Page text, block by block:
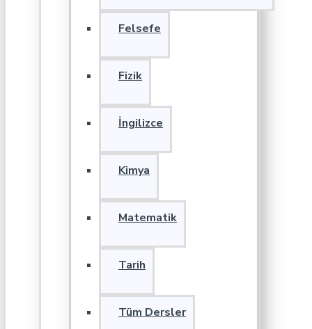
Felsefe
Fizik
İngilizce
Kimya
Matematik
Tarih
Tüm Dersler